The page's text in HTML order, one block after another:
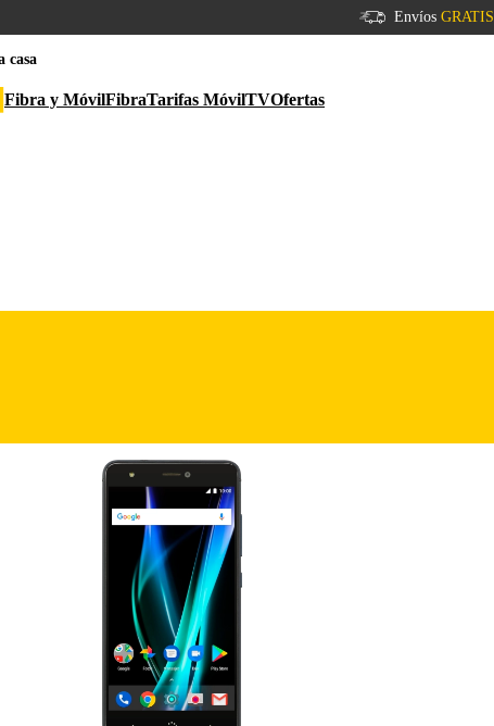
Envíos GRATIS
casa
Fibra y MóvilFibraTarifas MóvilTVOfertas